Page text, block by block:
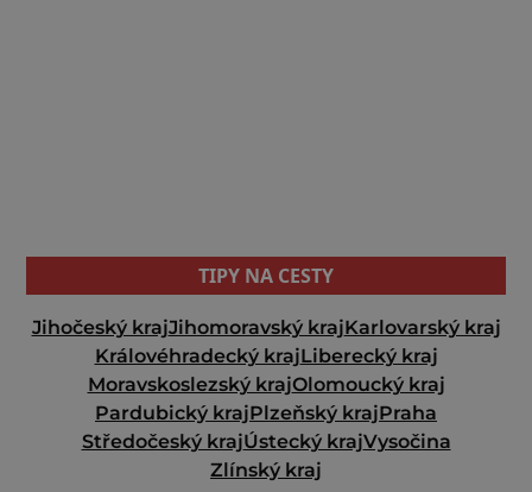
TIPY NA CESTY
Jihočeský krajJihomoravský krajKarlovarský kraj
Královéhradecký krajLiberecký kraj
Moravskoslezský krajOlomoucký kraj
Pardubický krajPlzeňský krajPraha
Středočeský krajÚstecký krajVysočina
Zlínský kraj